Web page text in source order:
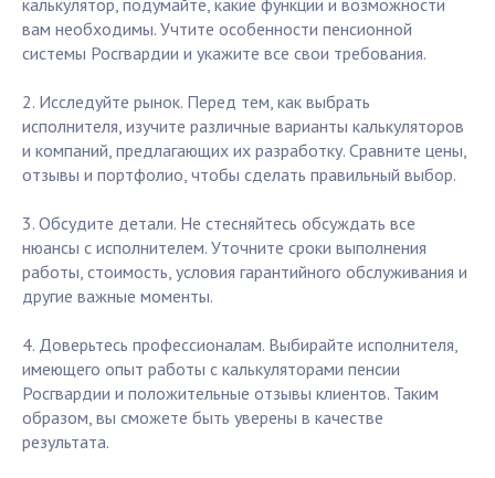
калькулятор, подумайте, какие функции и возможности
вам необходимы. Учтите особенности пенсионной
системы Росгвардии и укажите все свои требования.
2. Исследуйте рынок. Перед тем, как выбрать
исполнителя, изучите различные варианты калькуляторов
и компаний, предлагающих их разработку. Сравните цены,
отзывы и портфолио, чтобы сделать правильный выбор.
3. Обсудите детали. Не стесняйтесь обсуждать все
нюансы с исполнителем. Уточните сроки выполнения
работы, стоимость, условия гарантийного обслуживания и
другие важные моменты.
4. Доверьтесь профессионалам. Выбирайте исполнителя,
имеющего опыт работы с калькуляторами пенсии
Росгвардии и положительные отзывы клиентов. Таким
образом, вы сможете быть уверены в качестве
результата.